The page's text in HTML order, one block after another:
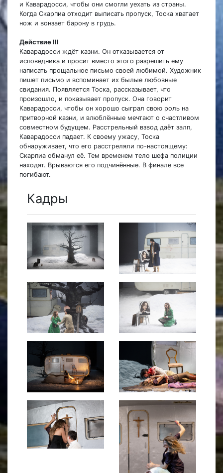
и Каварадосси, чтобы они смогли уехать из страны.
Когда Скарпиа отходит выписать пропуск, Тоска хватает
нож и вонзает барону в грудь.
Действие III
Каварадосси ждёт казни. Он отказывается от
исповедника и просит вместо этого разрешить ему
написать прощальное письмо своей любимой. Художник
пишет письмо и вспоминает их былые любовные
свидания. Появляется Тоска, рассказывает, что
произошло, и показывает пропуск. Она говорит
Каварадосси, чтобы он хорошо сыграл свою роль на
притворной казни, и влюблённые мечтают о счастливом
совместном будущем. Расстрельный взвод даёт залп,
Каварадосси падает. К своему ужасу, Тоска
обнаруживает, что его расстреляли по-настоящему:
Скарпиа обманул её. Тем временем тело шефа полиции
находят. Врываются его подчинённые. В финале все
погибают.
Кадры